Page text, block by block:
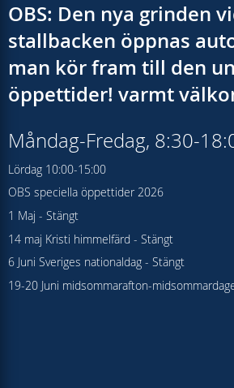
OBS: Den nya grinden
stallbacken öppnas
man kör fram till den
öppettider! varmt
Måndag-Fredag, 8:30-
Lördag 10:00-15:00
OBS speciella öppettider 2026
1 Maj - Stängt
14 maj Kristi himmelfärd - Stängt
6 Juni Sveriges nationaldag - Stängt
19-20 Juni midsommarafton-